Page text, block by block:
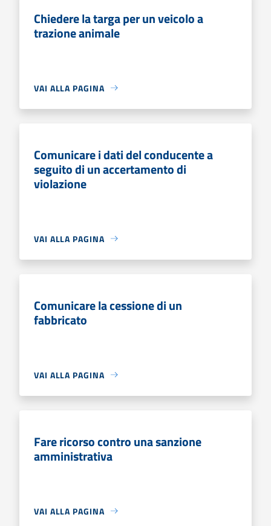
Chiedere la targa per un veicolo a
trazione animale
VAI ALLA PAGINA
Comunicare i dati del conducente a
seguito di un accertamento di
violazione
VAI ALLA PAGINA
Comunicare la cessione di un
fabbricato
VAI ALLA PAGINA
Fare ricorso contro una sanzione
amministrativa
VAI ALLA PAGINA